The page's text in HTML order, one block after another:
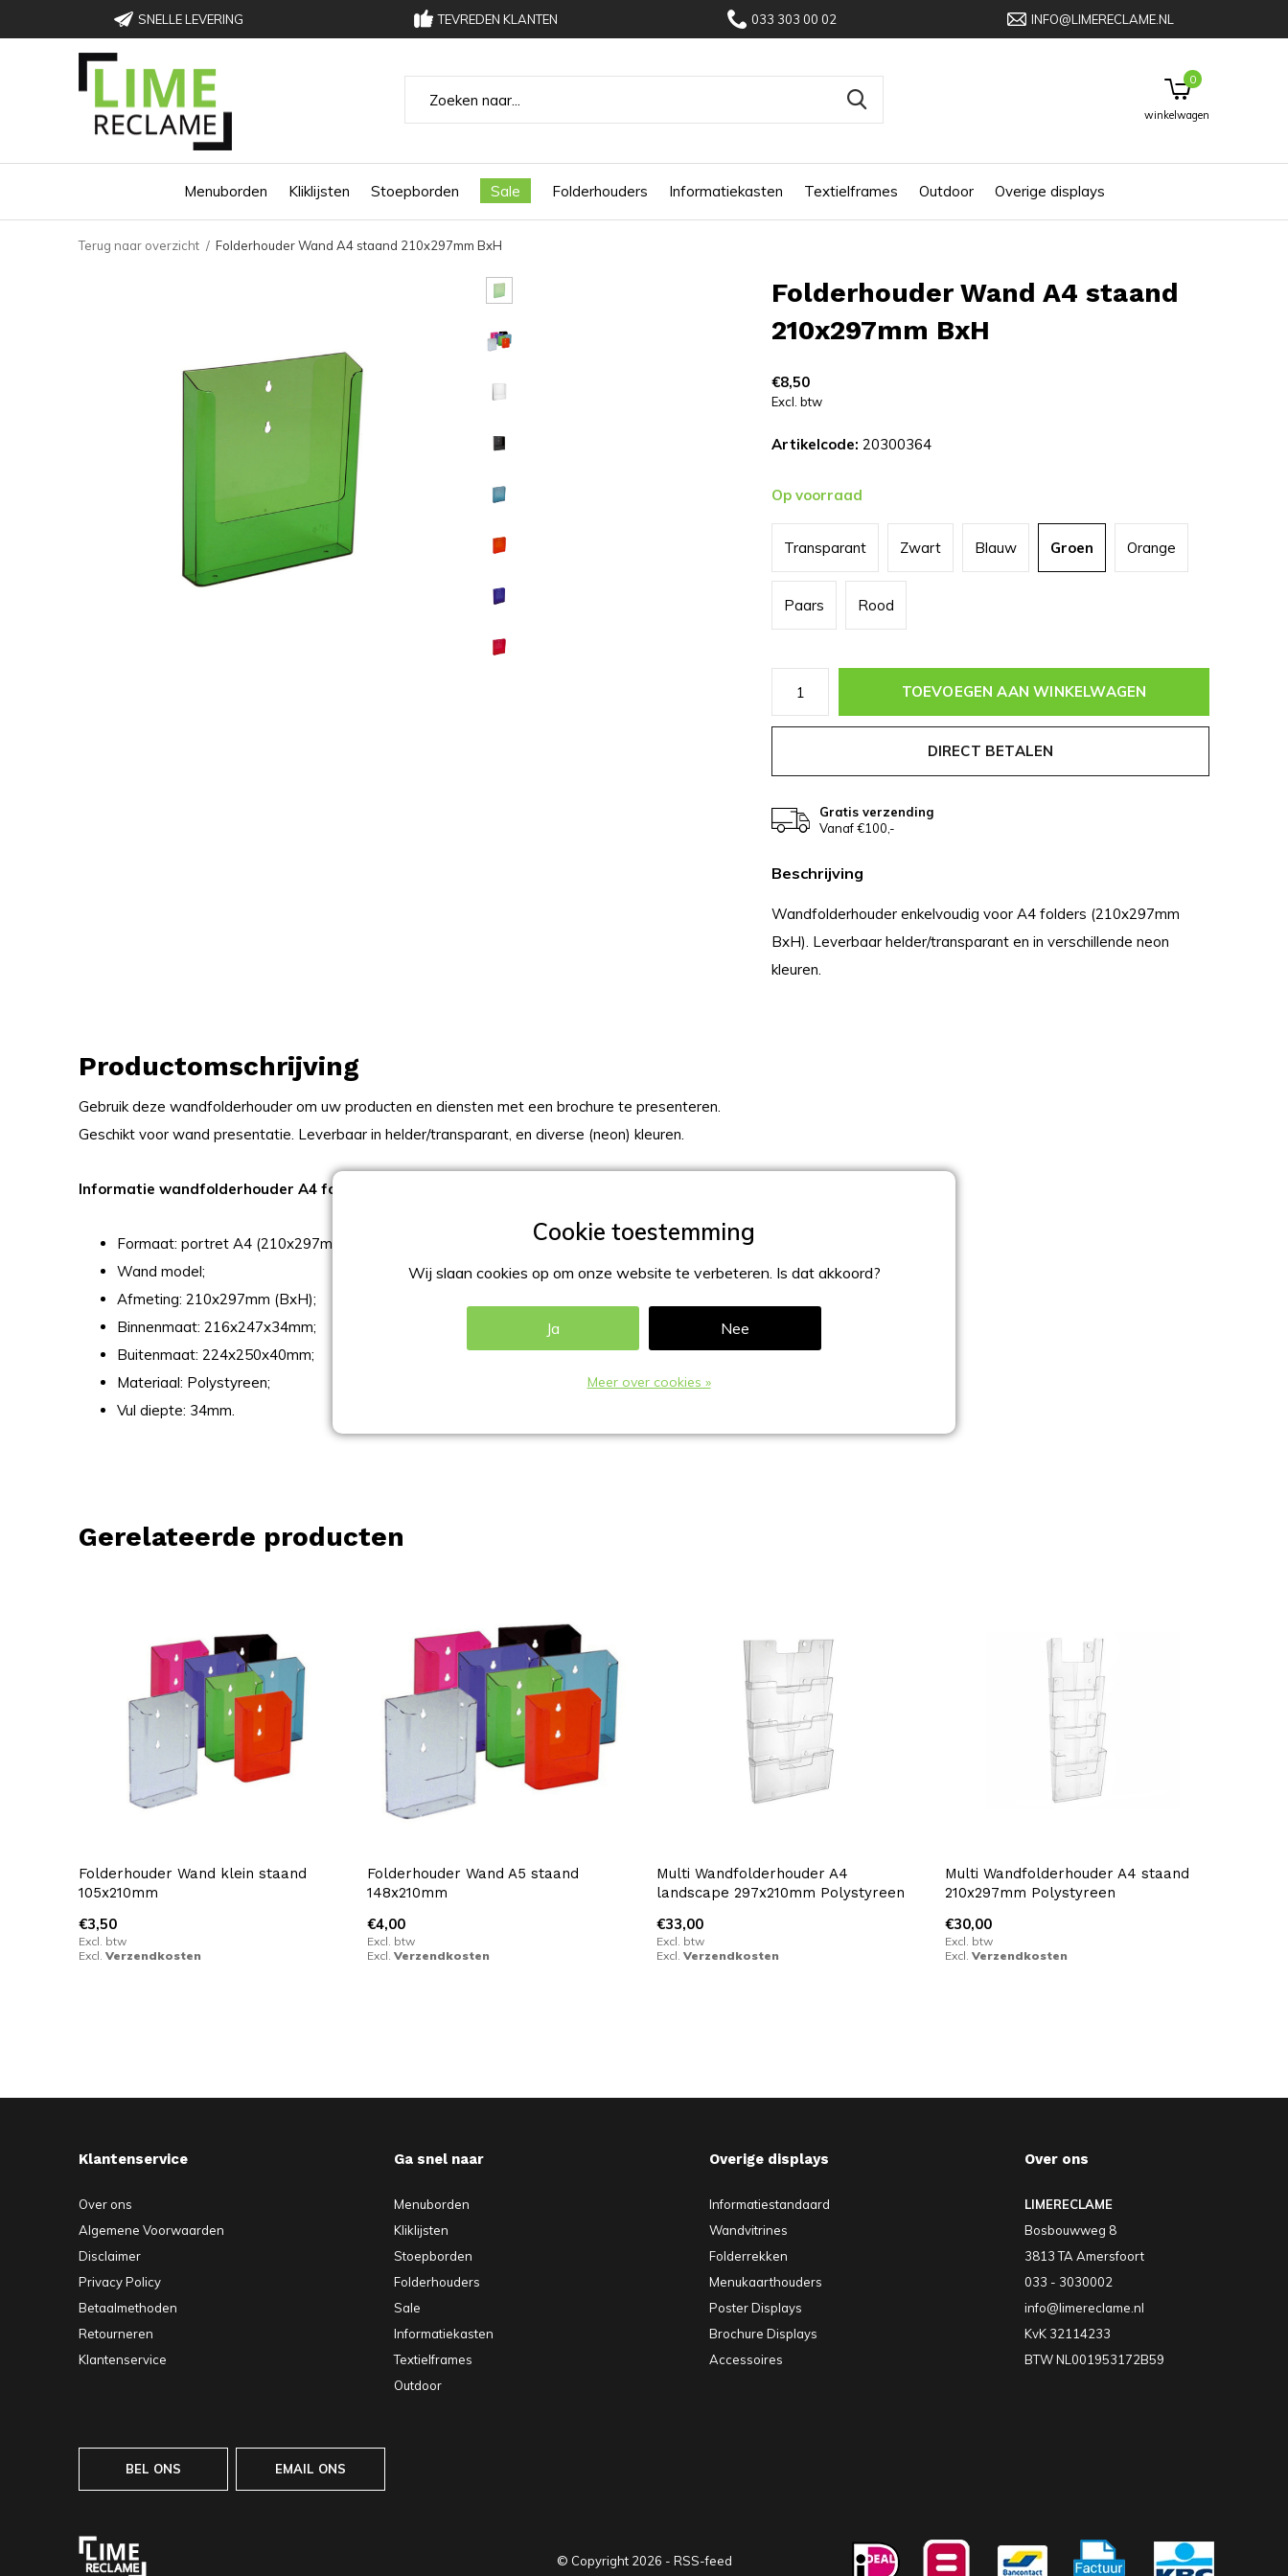
SNELLE LEVERING TEVREDEN KLANTEN 033 303 00 02 INFO@LIMERECLAME.NL
Menuborden Kliklijsten Stoepborden Folderhouders
Sale Informatiekasten Textielframes Outdoor Overige displays
winkelwagen
0
Terug naar overzicht Folderhouder Wand A4 staand 210x297mm BxH
Folderhouder Wand A4 staand
210x297mm BxH
€8,50
Excl. btw
Artikelcode: 20300364
Op voorraad
Transparant Zwart Blauw Groen Orange
Paars Rood
TOEVOEGEN AAN WINKELWAGEN
DIRECT BETALEN
Gratis verzending
Vanaf €100,-
Beschrijving
Wandfolderhouder enkelvoudig voor A4 folders (210x297mm
BxH). Leverbaar helder/transparant en in verschillende neon
kleuren.
Productomschrijving
Gebruik deze wandfolderhouder om uw producten en diensten met een brochure te presenteren.
Geschikt voor wand presentatie. Leverbaar in helder/transparant, en diverse (neon) kleuren.
Informatie wandfolderhouder A4 folders 210x297mm BxH enkelvoudig:
Formaat: portret A4 (210x297mm folders);
Wand model;
Afmeting: 210x297mm (BxH);
Binnenmaat: 216x247x34mm;
Buitenmaat: 224x250x40mm;
Materiaal: Polystyreen;
Vul diepte: 34mm.
Gerelateerde producten
Folderhouder Wand klein staand
105x210mm
€3,50
Excl. btw
Excl. Verzendkosten
Folderhouder Wand A5 staand
148x210mm
€4,00
Excl. btw
Excl.Verzendkosten
Multi Wandfolderhouder A4
landscape 297x210mm Polystyreen
€33,00
Excl. btw
Excl. Verzendkosten
Multi Wandfolderhouder A4 staand
210x297mm Polystyreen
€30,00
Excl. btw
Excl. Verzendkosten
Klantenservice
Over ons
Algemene Voorwaarden
Disclaimer
Privacy Policy
Betaalmethoden
Retourneren
Klantenservice
Ga snel naar
Menuborden
Kliklijsten
Stoepborden
Folderhouders
Sale
Informatiekasten
Textielframes
Outdoor
Overige displays
Informatiestandaard
Wandvitrines
Folderrekken
Menukaarthouders
Poster Displays
Brochure Displays
Accessoires
Over ons
LIMERECLAME
Bosbouwweg 8
3813 TA Amersfoort
033 - 3030002
info@limereclame.nl
KvK 32114233
BTW NL001953172B59
BEL ONS EMAIL ONS
© Copyright 2026 - RSS-feed
Wij slaan cookies op om onze website te verbeteren. Is dat akkoord?
Ja Nee
Meer over cookies »